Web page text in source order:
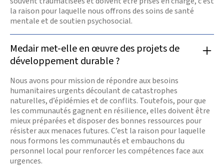
la raison pour laquelle nous offrons des soins de santé
mentale et de soutien psychosocial.
Medair met-elle en œuvre des projets de
développement durable ?
Nous avons pour mission de répondre aux besoins
humanitaires urgents découlant de catastrophes
naturelles, d’épidémies et de conflits. Toutefois, pour que
les communautés gagnent en résilience, elles doivent être
mieux préparées et disposer des bonnes ressources pour
résister aux menaces futures. C’est la raison pour laquelle
nous formons les communautés et embauchons du
personnel local pour renforcer les compétences face aux
urgences.